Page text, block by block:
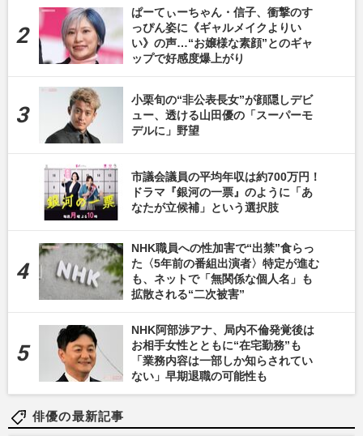
ぱーてぃーちゃん・信子、衝撃のす
っぴん姿に《ギャルメイクよりい
い》の声…“お嬢様な素顔”とのギャ
ップで好感度爆上がり
小栗旬の“非公表長女”が顔隠しデビ
ュー、透ける山田優の「スーパーモ
デルに」野望
市議会議員の平均年収は約700万円！
ドラマ『銀河の一票』のように「あ
なたが立候補」という選択肢
NHK職員への性加害で“出禁”食らっ
た〈5年前の番組出演者〉特定が進む
も、ネットで「無関係な個人名」も
拡散される“二次被害”
NHK阿部渉アナ、局内不倫発覚後は
お相手女性とともに“在宅勤務”も
「業務内容は一部しか知らされてい
ない」早期退職の可能性も
俳優の最新記事